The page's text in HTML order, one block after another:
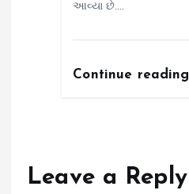
આવ્યા છે.…
Continue reading
Leave a Reply